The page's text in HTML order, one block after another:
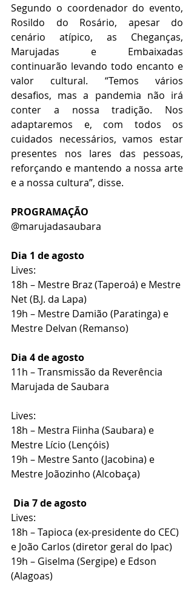
Segundo o coordenador do evento,
Rosildo do Rosário, apesar do
cenário atípico, as Cheganças,
Marujadas e Embaixadas
continuarão levando todo encanto e
valor cultural. “Temos vários
desafios, mas a pandemia não irá
conter a nossa tradição. Nos
adaptaremos e, com todos os
cuidados necessários, vamos estar
presentes nos lares das pessoas,
reforçando e mantendo a nossa arte
e a nossa cultura”, disse.
PROGRAMAÇÃO
@marujadasaubara
Dia 1 de agosto
Lives:
18h – Mestre Braz (Taperoá) e Mestre
Net (B.J. da Lapa)
19h – Mestre Damião (Paratinga) e
Mestre Delvan (Remanso)
Dia 4 de agosto
11h – Transmissão da Reverência
Marujada de Saubara
Lives:
18h – Mestra Fiinha (Saubara) e
Mestre Lício (Lençóis)
19h – Mestre Santo (Jacobina) e
Mestre Joãozinho (Alcobaça)
Dia 7 de agosto
Lives:
18h – Tapioca (ex-presidente do CEC)
e João Carlos (diretor geral do Ipac)
19h – Giselma (Sergipe) e Edson
(Alagoas)